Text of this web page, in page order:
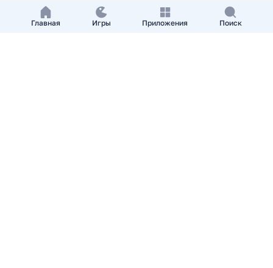
Главная Игры Приложения Поиск